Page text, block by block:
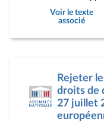
Voir le texte
associé
Rejeter
droits de
27 juillet